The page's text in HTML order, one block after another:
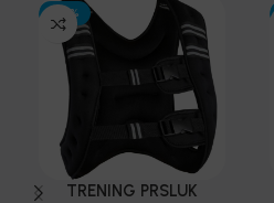
-30%
TRENING PRSLUK